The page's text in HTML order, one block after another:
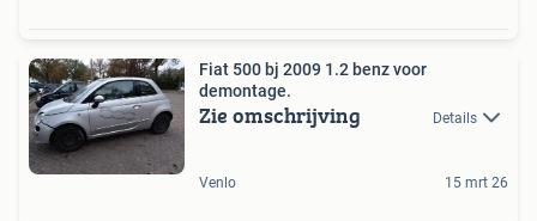
Fiat 500 bj 2009 1.2 benz voor
demontage.
Zie omschrijving Details
Venlo 15 mrt 26